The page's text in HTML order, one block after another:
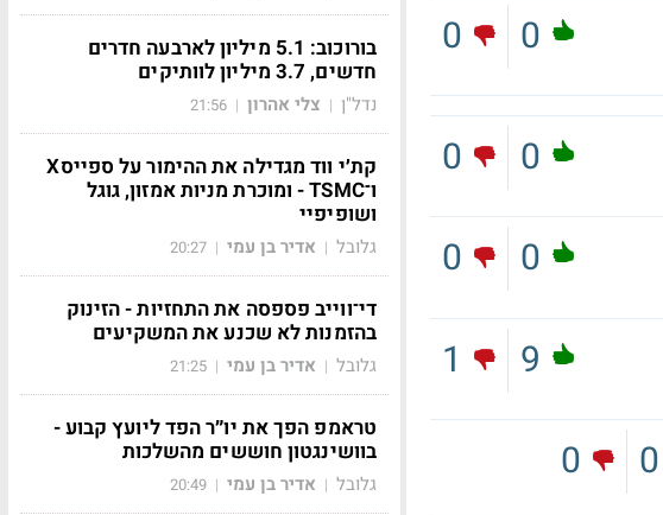
0
0
0
0
0
0
9
1
0
0
בורוכוב: 5.1 מיליון לארבעה חדרים
חדשים, 3.7 מיליון לוותיקים
נדל"ן | צלי אהרון |
21:56
קת׳י ווד מגדילה את ההימור על ספייסX
ו־TSMC - ומוכרת מניות אמזון, גוגל
ושופיפיי
גלובל | אדיר בן עמי |
20:27
די־ווייב פספסה את התחזיות - הזינוק
בהזמנות לא שכנע את המשקיעים
גלובל | אדיר בן עמי |
21:25
טראמפ הפך את יו״ר הפד ליועץ קבוע -
בוושינגטון חוששים מהשלכות
גלובל | אדיר בן עמי |
20:49